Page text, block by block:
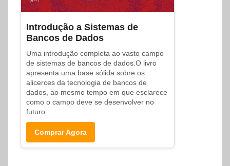
Introdução a Sistemas de
Bancos de Dados
Uma introdução completa ao vasto campo
de sistemas de bancos de dados.O livro
apresenta uma base sólida sobre os
alicerces da tecnologia de bancos de
dados, ao mesmo tempo em que esclarece
como o campo deve se desenvolver no
futuro.
Comprar Agora